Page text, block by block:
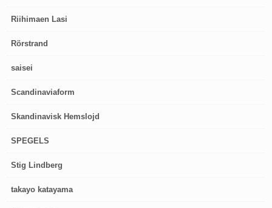
Riihimaen Lasi
Rörstrand
saisei
Scandinaviaform
Skandinavisk Hemslojd
SPEGELS
Stig Lindberg
takayo katayama